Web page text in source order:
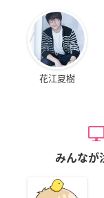
花江夏樹
みんなが